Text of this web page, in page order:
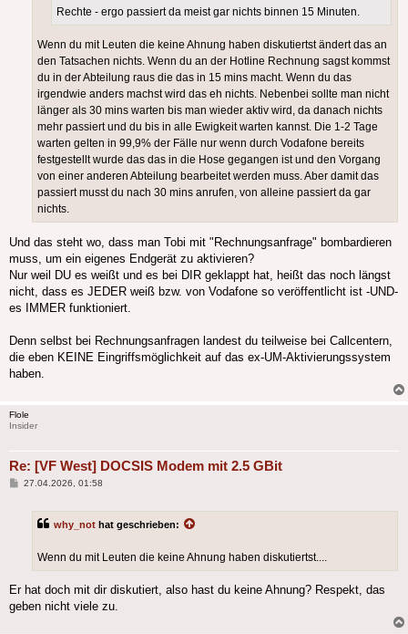
Rechte - ergo passiert da meist gar nichts binnen 15 Minuten.
Wenn du mit Leuten die keine Ahnung haben diskutiertst ändert das an
den Tatsachen nichts. Wenn du an der Hotline Rechnung sagst kommst
du in der Abteilung raus die das in 15 mins macht. Wenn du das
irgendwie anders machst wird das eh nichts. Nebenbei sollte man nicht
länger als 30 mins warten bis man wieder aktiv wird, da danach nichts
mehr passiert und du bis in alle Ewigkeit warten kannst. Die 1-2 Tage
warten gelten in 99,9% der Fälle nur wenn durch Vodafone bereits
festgestellt wurde das das in die Hose gegangen ist und den Vorgang
von einer anderen Abteilung bearbeitet werden muss. Aber damit das
passiert musst du nach 30 mins anrufen, von alleine passiert da gar
nichts.
Und das steht wo, dass man Tobi mit "Rechnungsanfrage" bombardieren
muss, um ein eigenes Endgerät zu aktivieren?
Nur weil DU es weißt und es bei DIR geklappt hat, heißt das noch längst
nicht, dass es JEDER weiß bzw. von Vodafone so veröffentlicht ist -UND-
es IMMER funktioniert.
Denn selbst bei Rechnungsanfragen landest du teilweise bei Callcentern,
die eben KEINE Eingriffsmöglichkeit auf das ex-UM-Aktivierungssystem
haben.
Flole
Insider
Re: [VF West] DOCSIS Modem mit 2.5 GBit
Beitrag
27.04.2026, 01:58
why_not hat geschrieben:
Wenn du mit Leuten die keine Ahnung haben diskutiertst....
Er hat doch mit dir diskutiert, also hast du keine Ahnung? Respekt, das
geben nicht viele zu.